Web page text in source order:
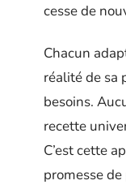
cesse de
Chacun
réalité de sa
besoins.
recette
C’est cette
promesse